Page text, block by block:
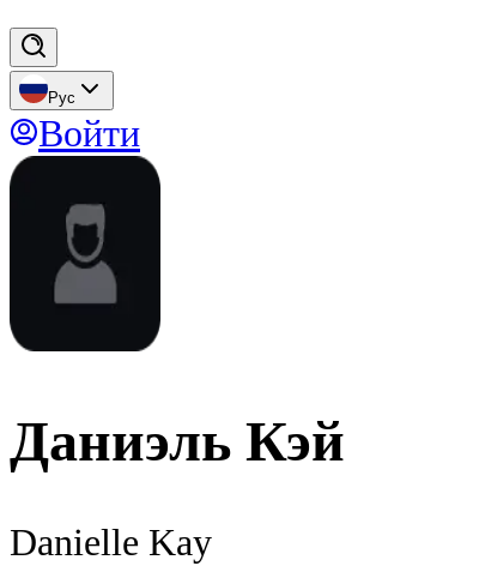
Рус
Войти
Даниэль Кэй
Danielle Kay